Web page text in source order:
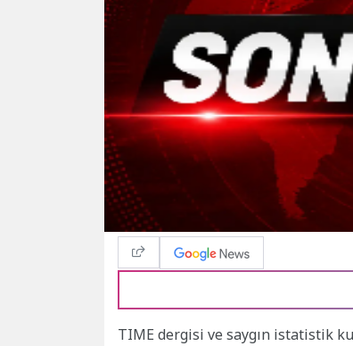
TIME dergisi ve saygın istatistik